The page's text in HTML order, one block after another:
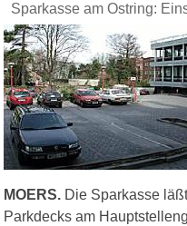
Sparkasse am Ostring:
MOERS. Die Sparkasse
Parkdecks am